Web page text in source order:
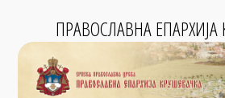
ПРАВОСЛАВНА